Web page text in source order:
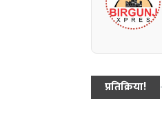
प्रतिक्रिया!